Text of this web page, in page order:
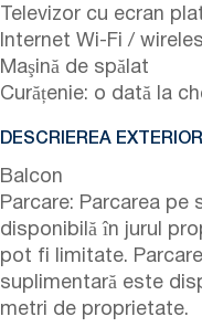
Televizor cu ecran
Internet Wi-Fi /
Maşină de spălat
Curățenie: o dată la
DESCRIEREA
Balcon
Parcare: Parcarea pe
disponibilă în jurul
pot fi limitate.
suplimentară este
metri de proprietate.